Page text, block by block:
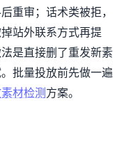
重审；话术类被拒，
站外联系方式再提
是直接删了重发新素
批量投放前先做一遍
材检测 方案。